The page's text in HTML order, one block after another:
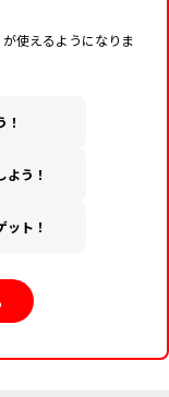
使えるようになりま
う！
ト！